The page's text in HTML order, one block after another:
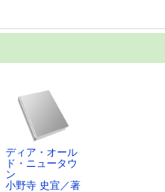
ディア・オール
ド・ニュータウ
ン
小野寺 史宜／著